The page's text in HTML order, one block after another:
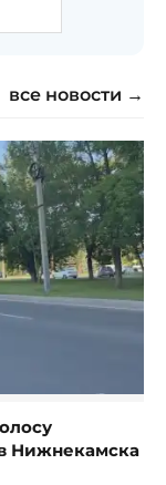
все новости →
Нижнекамска